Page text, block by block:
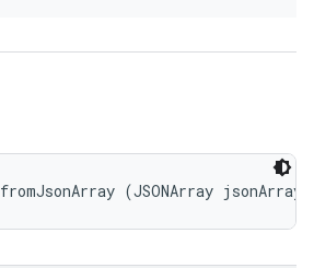
fromJsonArray (JSONArray jsonArray)